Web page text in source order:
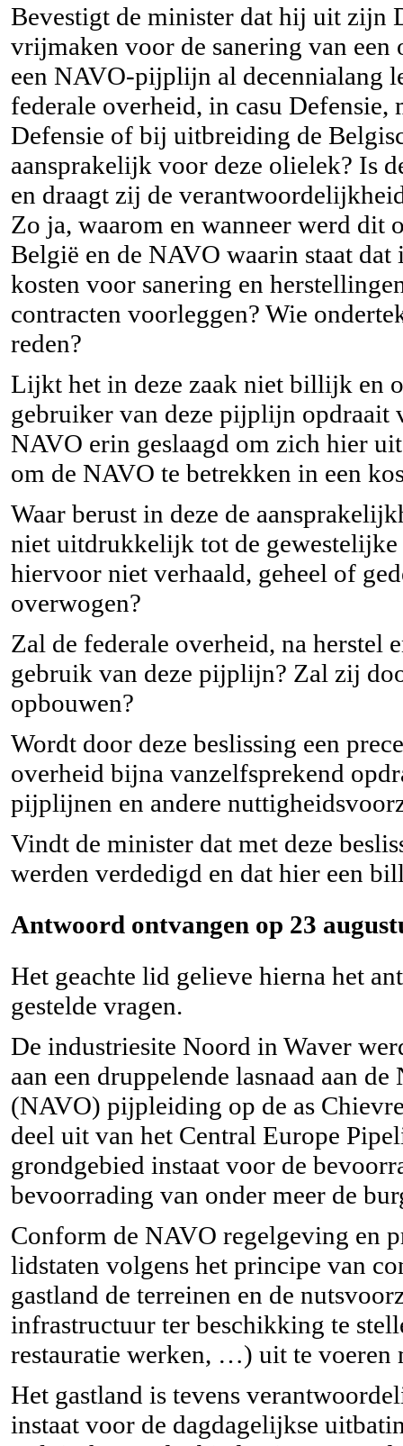
Bevestigt de minister dat hij uit zijn
vrijmaken voor de sanering van
een NAVO-pijplijn al decennialang
federale overheid, in casu Defensie,
Defensie of bij uitbreiding de
aansprakelijk voor deze olielek? Is
en draagt zij de
Zo ja, waarom en wanneer werd dit
België en de NAVO waarin staat
kosten voor sanering en
contracten voorleggen? Wie
reden?
Lijkt het in deze zaak niet billijk en
gebruiker van deze pijplijn opdraait
NAVO erin geslaagd om zich hier
om de NAVO te betrekken in een
Waar berust in deze de
niet uitdrukkelijk tot de gewestelijke
hiervoor niet verhaald, geheel of
overwogen?
Zal de federale overheid, na herstel
gebruik van deze pijplijn? Zal zij
opbouwen?
Wordt door deze beslissing een
overheid bijna vanzelfsprekend
pijplijnen en andere
Vindt de minister dat met deze
werden verdedigd en dat hier een
Antwoord ontvangen op 23
Het geachte lid gelieve hierna het
gestelde vragen.
De industriesite Noord in Waver
aan een druppelende lasnaad aan
(NAVO) pijpleiding op de as
deel uit van het Central Europe
grondgebied instaat voor de
bevoorrading van onder meer de
Conform de NAVO regelgeving en
lidstaten volgens het principe van
gastland de terreinen en de
infrastructuur ter beschikking te
restauratie werken, …) uit te voeren
Het gastland is tevens
instaat voor de dagdagelijkse